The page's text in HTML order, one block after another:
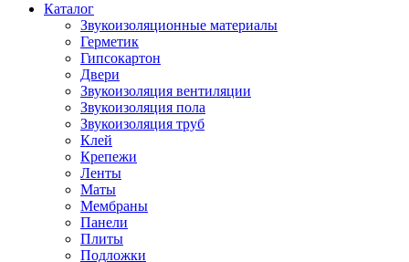
Каталог
Звукоизоляционные материалы
Герметик
Гипсокартон
Двери
Звукоизоляция вентиляции
Звукоизоляция пола
Звукоизоляция труб
Клей
Крепежи
Ленты
Маты
Мембраны
Панели
Плиты
Подложки